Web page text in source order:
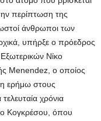
περίπτωση της
άνθρωποι των
υπήρξε ο πρόεδρος
Νίκο
Menendez, ο οποίος
ερήμω στους
χρόνια
Κογκρέσου, όπου